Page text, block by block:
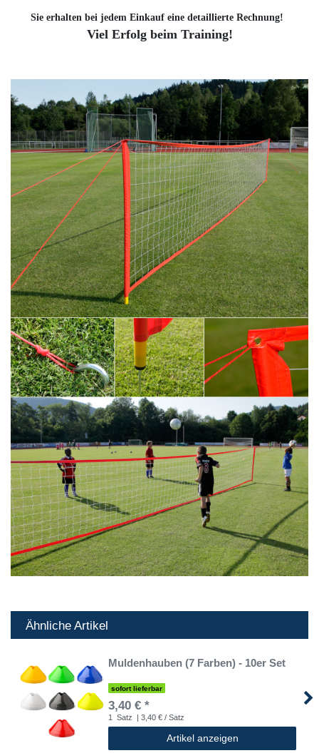
Sie erhalten bei jedem Einkauf eine detaillierte Rechnung!
Viel Erfolg beim Training!
Ähnliche Artikel
Muldenhauben (7 Farben) - 10er Set
sofort lieferbar
3,40 € *
1 Satz | 3,40 € / Satz
Artikel anzeigen